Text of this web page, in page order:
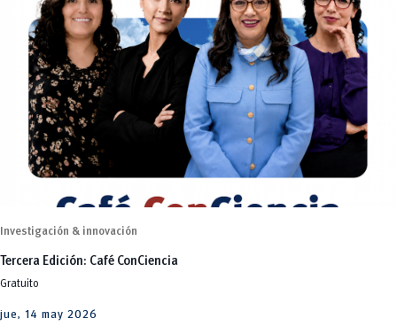
Investigación & innovación
Tercera Edición: Café ConCiencia
Gratuito
jue, 14 may 2026